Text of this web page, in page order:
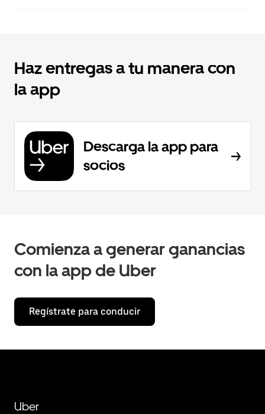
Haz entregas a tu manera con
la app
Descarga la app para
socios
Comienza a generar ganancias
con la app de Uber
Regístrate para conducir
Uber